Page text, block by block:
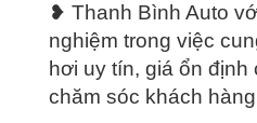
❥ Thanh Bình Auto
nghiệm trong việc
hơi uy tín, giá ổn
chăm sóc khách